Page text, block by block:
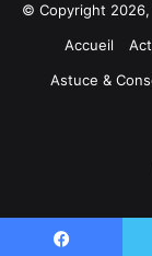
© Copyright
Accueil
Astuce &